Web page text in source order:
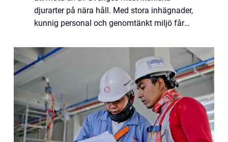
djurarter på nära håll. Med stora inhägnader,
kunnig personal och genomtänkt miljö får